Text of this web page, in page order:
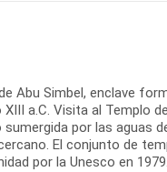
Abu Simbel, enclave
a.C. Visita al Templo
sumergida por las
El conjunto de
por la Unesco en